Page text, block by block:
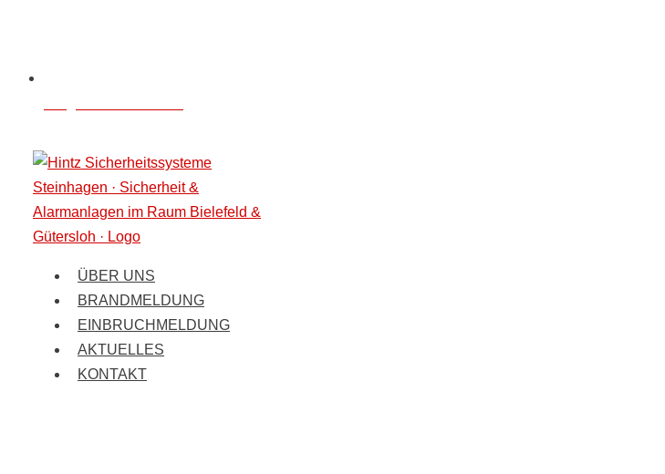
ÜBER UNS
BRANDMELDUNG
EINBRUCHMELDUNG
AKTUELLES
KONTAKT